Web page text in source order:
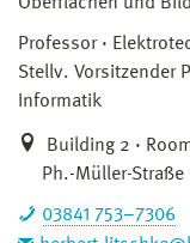
Professor
Stellv. Vorsitzender
Informatik
Building 2 ·
Ph.-Müller-Straße
03841 753–7306